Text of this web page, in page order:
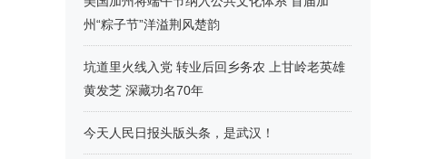
州“粽子节”洋溢荆风楚韵
坑道里火线入党 转业后回乡务农 上甘岭老英雄
黄发芝 深藏功名70年
今天人民日报头版头条，是武汉！